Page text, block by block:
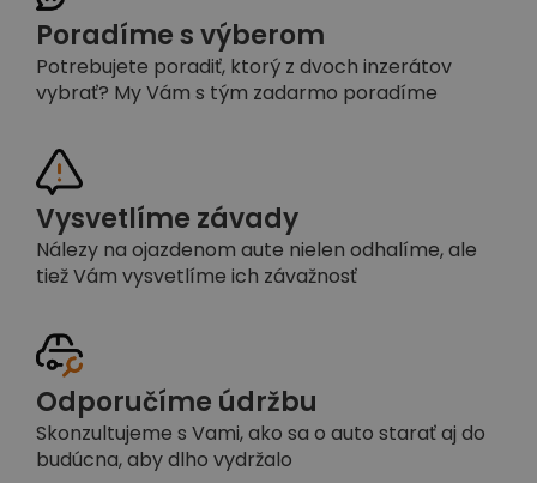
Poradíme s výberom
Potrebujete poradiť, ktorý z dvoch inzerátov
vybrať? My Vám s tým zadarmo poradíme
Vysvetlíme závady
Nálezy na ojazdenom aute nielen odhalíme, ale
tiež Vám vysvetlíme ich závažnosť
Odporučíme údržbu
Skonzultujeme s Vami, ako sa o auto starať aj do
budúcna, aby dlho vydržalo